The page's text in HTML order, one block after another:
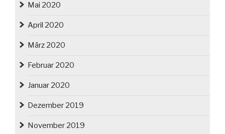
Mai 2020
April 2020
März 2020
Februar 2020
Januar 2020
Dezember 2019
November 2019